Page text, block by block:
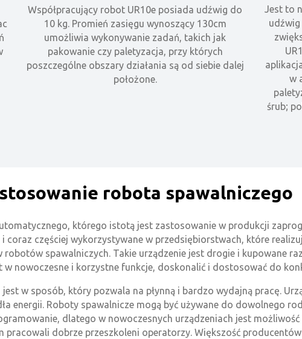
Współpracujący robot UR10e posiada udźwig do
10 kg. Promień zasięgu wynoszący 130cm
umożliwia wykonywanie zadań, takich jak
pakowanie czy paletyzacja, przy których
poszczególne obszary działania są od siebie dalej
położone.
Jest to
udźwig
w
śrub;
robota spawalniczego
którego istotą jest zastosowanie w produkcji
coraz częściej wykorzystywane w przedsiębiorstwach, które
spawalniczych. Takie urządzenie jest drogie i kupowane
w nowoczesne i korzystne funkcje, doskonalić i dostosować do
w sposób, który pozwala na płynną i bardzo wydajną pracę.
energii. Roboty spawalnicze mogą być używane do dowolnego
dlatego w nowoczesnych urządzeniach jest
pracowali dobrze przeszkoleni operatorzy. Większość